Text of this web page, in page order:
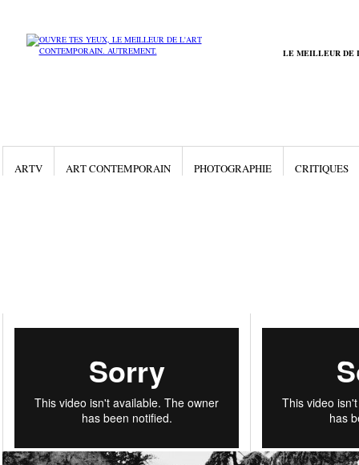
LE MEILLEUR DE
Gallery
ARTV ART CONTEMPORAIN PHOTOGRAPHIE CRITIQUES